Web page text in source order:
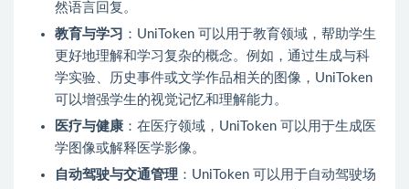
然语言回复。
教育与学习 ：UniToken 可以用于教育领域，帮助学生
更好地理解和学习复杂的概念。例如，通过生成与科
学实验、历史事件或文学作品相关的图像，UniToken
可以增强学生的视觉记忆和理解能力。
医疗与健康 ：在医疗领域，UniToken 可以用于生成医
学图像或解释医学影像。
自动驾驶与交通管理 ：UniToken 可以用于自动驾驶场